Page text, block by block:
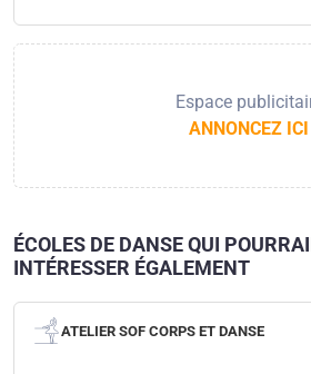
Espace
ANNONCEZ ICI
ÉCOLES DE DANSE QUI
INTÉRESSER ÉGALEMENT
ATELIER SOF CORPS ET DANSE